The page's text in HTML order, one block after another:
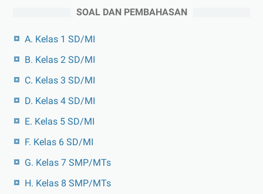
SOAL DAN PEMBAHASAN
A. Kelas 1 SD/MI
B. Kelas 2 SD/MI
C. Kelas 3 SD/MI
D. Kelas 4 SD/MI
E. Kelas 5 SD/MI
F. Kelas 6 SD/MI
G. Kelas 7 SMP/MTs
H. Kelas 8 SMP/MTs